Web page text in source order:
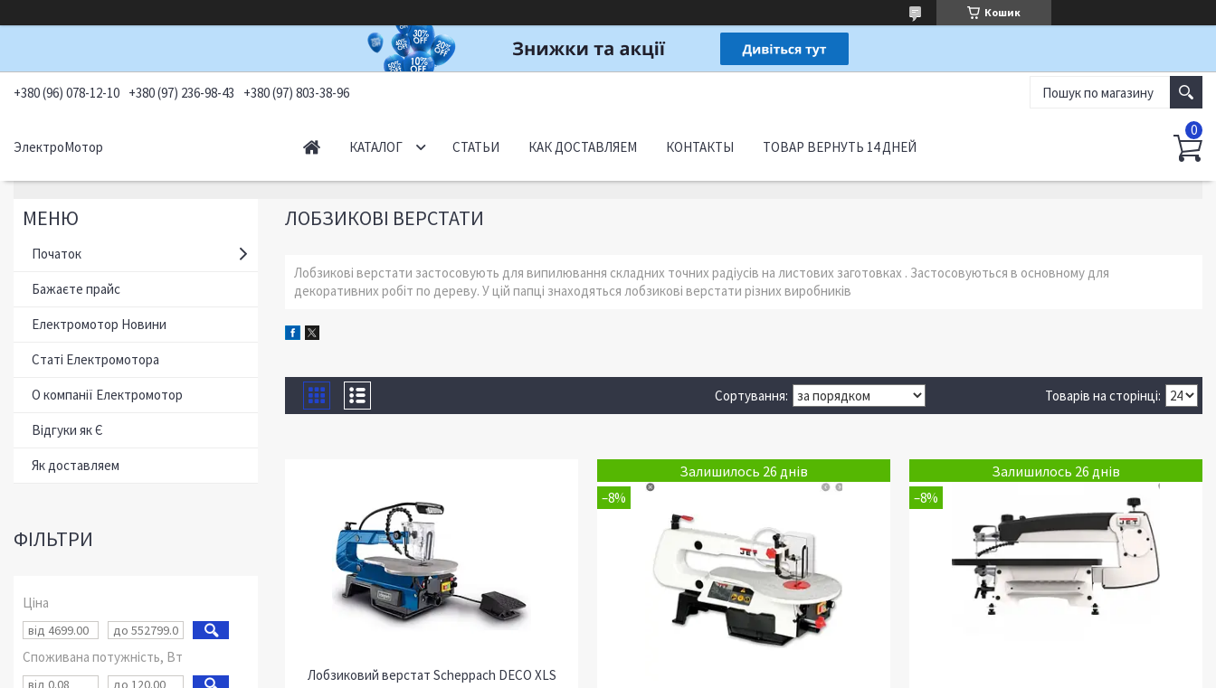
Кошик
+380 (96) 078-12-10 +380 (97) 236-98-43 +380 (97) 803-38-96
ЭлектроМотор КАТАЛОГ СТАТЬИ КАК ДОСТАВЛЯЕМ КОНТАКТЫ ТОВАР ВЕРНУТЬ 14 ДНЕЙ
ЛОБЗИКОВІ ВЕРСТАТИ
Лобзикові верстати застосовують для випилювання складних точних радіусів на листових заготовках . Застосовуються в основному для
декоративних робіт по дереву. У цій папці знаходяться лобзикові верстати різних виробників
Лобзиковий верстат Scheppach DECO XLS
Залишилось 26 днів
–8%
Залишилось 26 днів
–8%
Початок
Бажаєте прайс
Електромотор Новини
Статі Електромотора
О компанії Електромотор
Відгуки як Є
Як доставляем
ФІЛЬТРИ
Ціна
Споживана потужність, Вт